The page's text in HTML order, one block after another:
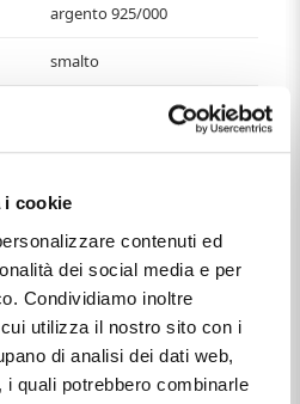
i cookie
contenuti ed
dei social media e per
Condividiamo inoltre
utilizza il nostro sito con i
di analisi dei dati web,
quali potrebbero combinarle
argento 925/000
smalto
- BANDIERE NAUTICHE
, che trovi nella categoria
più precisamente nella
NAUTICI DA UOMO
, è un
ha disponibilità10 / 15 GIORNIed
è pari a€ 233,10